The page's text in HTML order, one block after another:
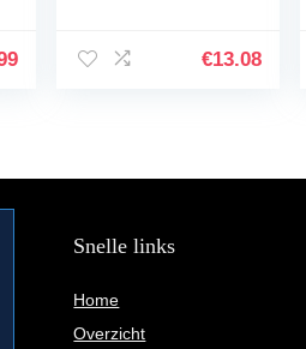
€13.08
Snelle links
Home
Overzicht